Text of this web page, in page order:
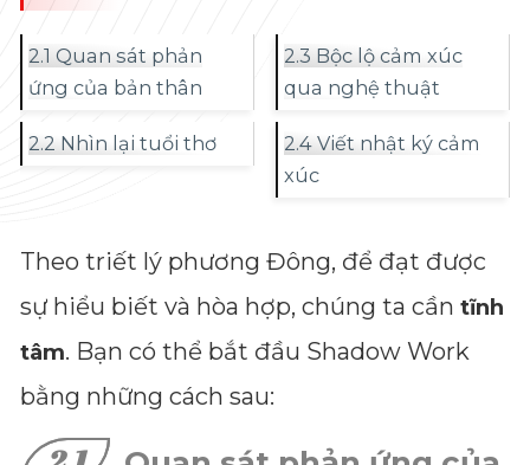
2.1 Quan sát phản
ứng của bản thân
2.2 Nhìn lại tuổi thơ
2.3 Bộc lộ cảm xúc
qua nghệ thuật
2.4 Viết nhật ký cảm
xúc
Theo triết lý phương Đông, để đạt được
sự hiểu biết và hòa hợp, chúng ta cầntĩnh
tâm. Bạn có thể bắt đầu Shadow Work
bằng những cách sau: